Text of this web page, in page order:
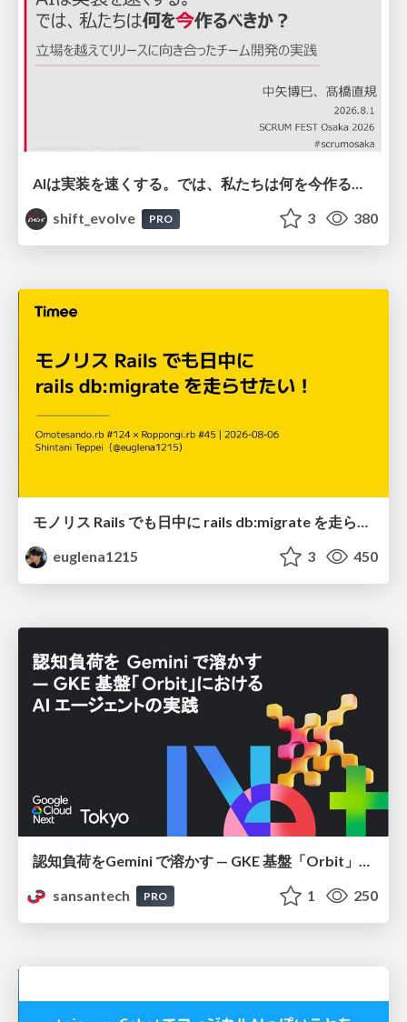
AIは実装を速くする。では、私たちは何を今作るべきか？－立場を越えてリリースに向き合ったチーム開発の実践 / 20260801 Hiromi Nakaya and Naoki Takahashi
shift_evolve
PRO 3 380
モノリス Rails でも日中に rails db:migrate を走らせたい！ / Daytime rails db:migrate on Monolithic Rails!
euglena1215
3 450
sansantech
PRO 1 250